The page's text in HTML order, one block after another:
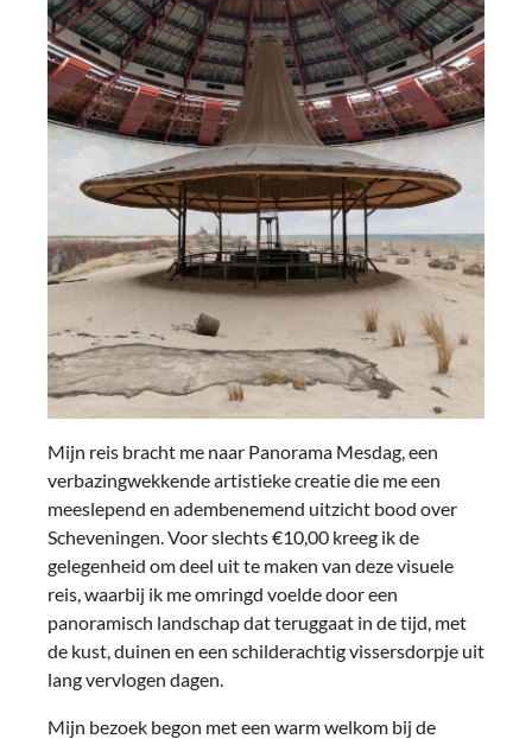
Mijn reis bracht me naar Panorama Mesdag, een
verbazingwekkende artistieke creatie die me een
meeslepend en adembenemend uitzicht bood over
Scheveningen. Voor slechts €10,00 kreeg ik de
gelegenheid om deel uit te maken van deze visuele
reis, waarbij ik me omringd voelde door een
panoramisch landschap dat teruggaat in de tijd, met
de kust, duinen en een schilderachtig vissersdorpje uit
lang vervlogen dagen.
Mijn bezoek begon met een warm welkom bij de